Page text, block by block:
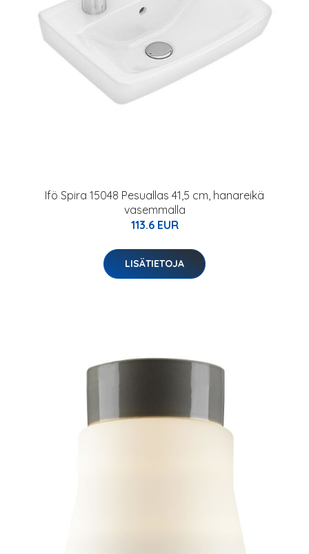
Ifö Spira 15048 Pesuallas 41,5 cm, hanareikä
vasemmalla
113.6 EUR
LISÄTIETOJA